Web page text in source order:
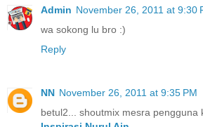
Admin November 26, 2011 at 9:30
wa sokong lu bro :)
Reply
NN November 26, 2011 at 9:35 PM
betul2... shoutmix mesra pengguna